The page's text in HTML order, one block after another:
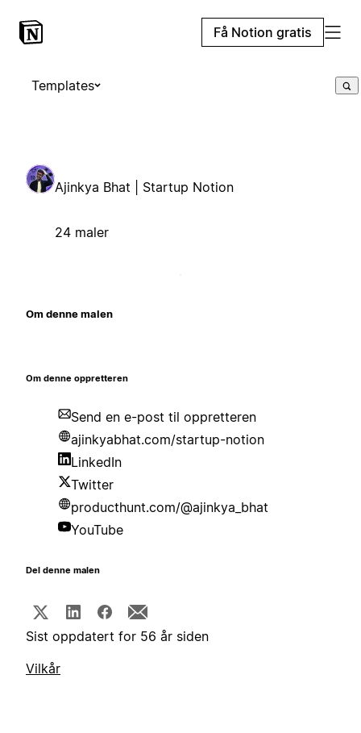
Få Notion gratis
Templates
Ajinkya Bhat | Startup Notion
24 maler
Om denne malen
Om denne oppretteren
Send en e-post til oppretteren
ajinkyabhat.com/startup-notion
LinkedIn
Twitter
producthunt.com/@ajinkya_bhat
YouTube
Del denne malen
Sist oppdatert for 56 år siden
Vilkår